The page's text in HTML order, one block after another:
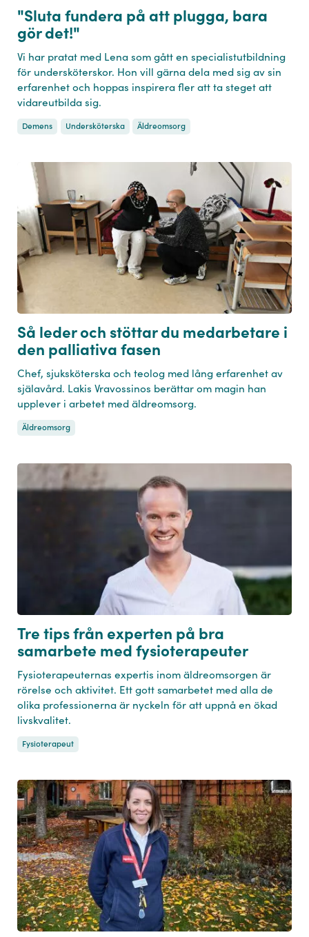
"Sluta fundera på att plugga, bara
gör det!"
Vi har pratat med Lena som gått en specialistutbildning
för undersköterskor. Hon vill gärna dela med sig av sin
erfarenhet och hoppas inspirera fler att ta steget att
vidareutbilda sig.
Demens Undersköterska Äldreomsorg
Så leder och stöttar du medarbetare i
den palliativa fasen
Chef, sjuksköterska och teolog med lång erfarenhet av
själavård. Lakis Vravossinos berättar om magin han
upplever i arbetet med äldreomsorg.
Äldreomsorg
Tre tips från experten på bra
samarbete med fysioterapeuter
Fysioterapeuternas expertis inom äldreomsorgen är
rörelse och aktivitet. Ett gott samarbetet med alla de
olika professionerna är nyckeln för att uppnå en ökad
livskvalitet.
Fysioterapeut